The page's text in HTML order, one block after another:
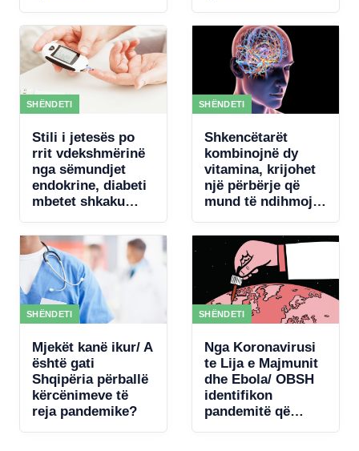
rezultateve
pajisje mjekësore,
qeveria akordon 4
mln € për
koncertin e Kanye
West
SHËNDETI
Stili i jetesës po
rrit vdekshmërinë
nga sëmundjet
endokrine, diabeti
mbetet shkaku
SHËNDETI
Shkencëtarët
kombinojnë dy
vitamina, krijohet
një përbërje që
mund të ndihmojë
trurit
SHËNDETI
Mjekët kanë ikur/ A
është gati
Shqipëria përballë
kërcënimeve të
reja pandemike?
SHËNDETI
Nga Koronavirusi
te Lija e Majmunit
dhe Ebola/ OBSH
identifikon
pandemitë që